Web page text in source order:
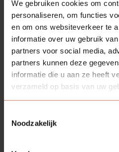
We gebruiken cookies om
personaliseren, om functies
en om ons websiteverkeer te
informatie over uw gebruik
partners voor social media,
partners kunnen deze
informatie die u aan ze heeft
verzameld op basis van uw
Noodzakelijk
Technische
Bestektekst - opdek
Bestektekst - stomp
BESCHIKBARE